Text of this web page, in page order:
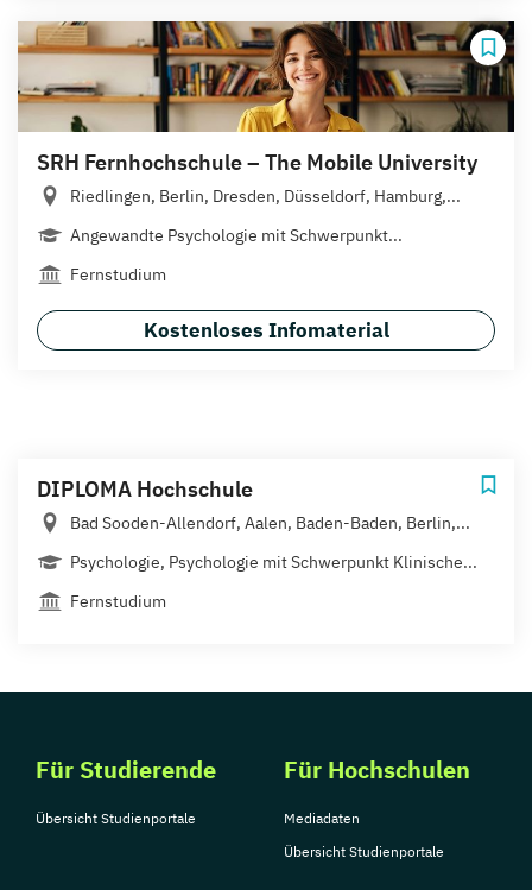
SRH Fernhochschule – The Mobile University
Riedlingen, Berlin, Dresden, Düsseldorf, Hamburg,...
Angewandte Psychologie mit Schwerpunkt...
Fernstudium
Kostenloses Infomaterial
DIPLOMA Hochschule
Bad Sooden-Allendorf, Aalen, Baden-Baden, Berlin,...
Psychologie, Psychologie mit Schwerpunkt Klinische...
Fernstudium
Für Studierende
Übersicht Studienportale
Für Hochschulen
Mediadaten
Übersicht Studienportale